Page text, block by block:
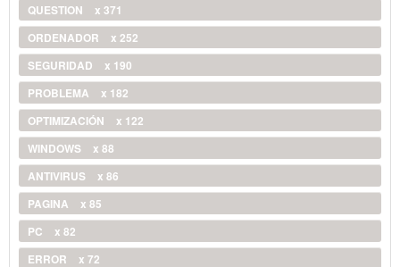
QUESTION
x 371
ORDENADOR
x 252
SEGURIDAD
x 190
PROBLEMA
x 182
OPTIMIZACIÓN
x 122
WINDOWS
x 88
ANTIVIRUS
x 86
PAGINA
x 85
PC
x 82
ERROR
x 72